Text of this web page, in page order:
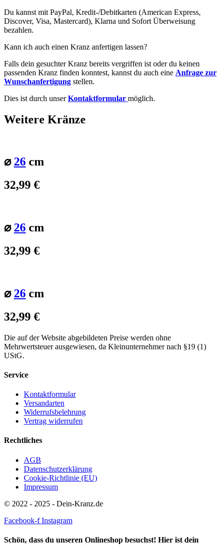
Du kannst mit PayPal, Kredit-/Debitkarten (American Express,
Discover, Visa, Mastercard), Klarna und Sofort Überweisung
bezahlen.
Kann ich auch einen Kranz anfertigen lassen?
Falls dein gesuchter Kranz bereits vergriffen ist oder du keinen
passenden Kranz finden konntest, kannst du auch eine Anfrage zur
Wunschanfertigung stellen.
Dies ist durch unserKontaktformular möglich.
Weitere Kränze
⌀ 26 cm
32,99 €
⌀ 26 cm
32,99 €
⌀ 26 cm
32,99 €
Die auf der Website abgebildeten Preise werden ohne
Mehrwertsteuer ausgewiesen, da Kleinunternehmer nach §19 (1)
UStG.
Service
Kontaktformular
Versandarten
Widerrufsbelehrung
Vertrag widerrufen
Rechtliches
AGB
Datenschutzerklärung
Cookie-Richtlinie (EU)
Impressum
© 2022 - 2025 - Dein-Kranz.de
Facebook-f Instagram
Schön, dass du unseren Onlineshop besuchst! Hier ist dein